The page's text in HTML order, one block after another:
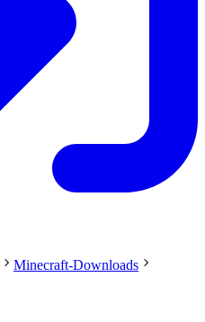
Minecraft-Downloads